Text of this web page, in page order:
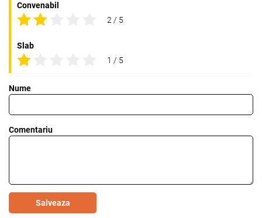
Convenabil
2 / 5
Slab
1 / 5
Nume
Comentariu
Salveaza